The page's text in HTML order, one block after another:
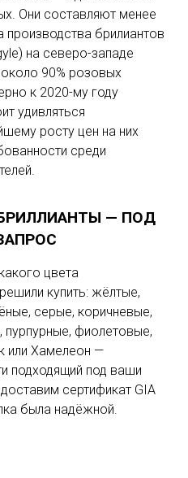
Они составляют менее
брилиантов
на северо-западе
90% розовых
к 2020-му году
удивляться
росту цен на них
среди
— ПОД
цвета
купить: жёлтые,
серые, коричневые,
пурпурные, фиолетовые,
или Хамелеон —
подходящий под ваши
сертификат GIA
была надёжной.